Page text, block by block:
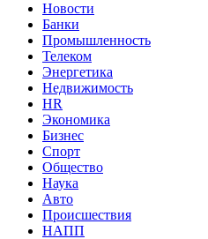
Новости
Банки
Промышленность
Телеком
Энергетика
Недвижимость
HR
Экономика
Бизнес
Спорт
Общество
Наука
Авто
Происшествия
НАПП